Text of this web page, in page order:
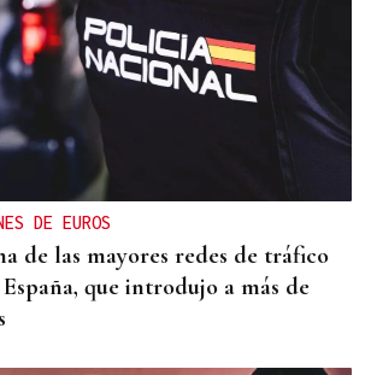
DE EUROS
de las mayores redes de tráfico
que introdujo a más de